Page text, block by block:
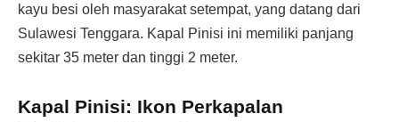
kayu besi oleh masyarakat setempat, yang datang dari
Sulawesi Tenggara. Kapal Pinisi ini memiliki panjang
sekitar 35 meter dan tinggi 2 meter.
Kapal Pinisi: Ikon Perkapalan